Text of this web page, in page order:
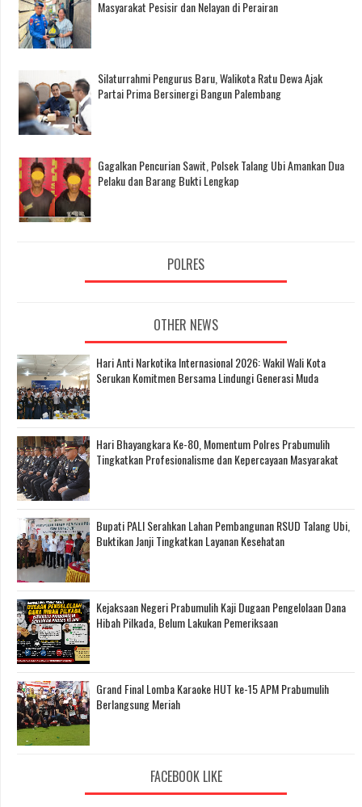
Masyarakat Pesisir dan Nelayan di Perairan
Silaturrahmi Pengurus Baru, Walikota Ratu Dewa Ajak
Partai Prima Bersinergi Bangun Palembang
Gagalkan Pencurian Sawit, Polsek Talang Ubi Amankan Dua
Pelaku dan Barang Bukti Lengkap
POLRES
OTHER NEWS
Hari Anti Narkotika Internasional 2026: Wakil Wali Kota
Serukan Komitmen Bersama Lindungi Generasi Muda
Hari Bhayangkara Ke-80, Momentum Polres Prabumulih
Tingkatkan Profesionalisme dan Kepercayaan Masyarakat
Bupati PALI Serahkan Lahan Pembangunan RSUD Talang Ubi,
Buktikan Janji Tingkatkan Layanan Kesehatan
Kejaksaan Negeri Prabumulih Kaji Dugaan Pengelolaan Dana
Hibah Pilkada, Belum Lakukan Pemeriksaan
Grand Final Lomba Karaoke HUT ke-15 APM Prabumulih
Berlangsung Meriah
FACEBOOK LIKE